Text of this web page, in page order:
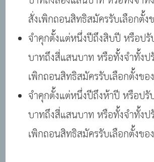
สั่งเพิกถอนสิทธิสมัครรับเลือกตั้
จำคุกตั้งแต่หนึ่งปีถึงสิบปี หรือป
บาทถึงสี่แสนบาท หรือทั้งจำทั้งป
เพิกถอนสิทธิสมัครรับเลือกตั้งข
จำคุกตั้งแต่หนึ่งปีถึงห้าปี หรือป
บาทถึงสี่แสนบาท หรือทั้งจำทั้งป
เพิกถอนสิทธิสมัครรับเลือกตั้งข